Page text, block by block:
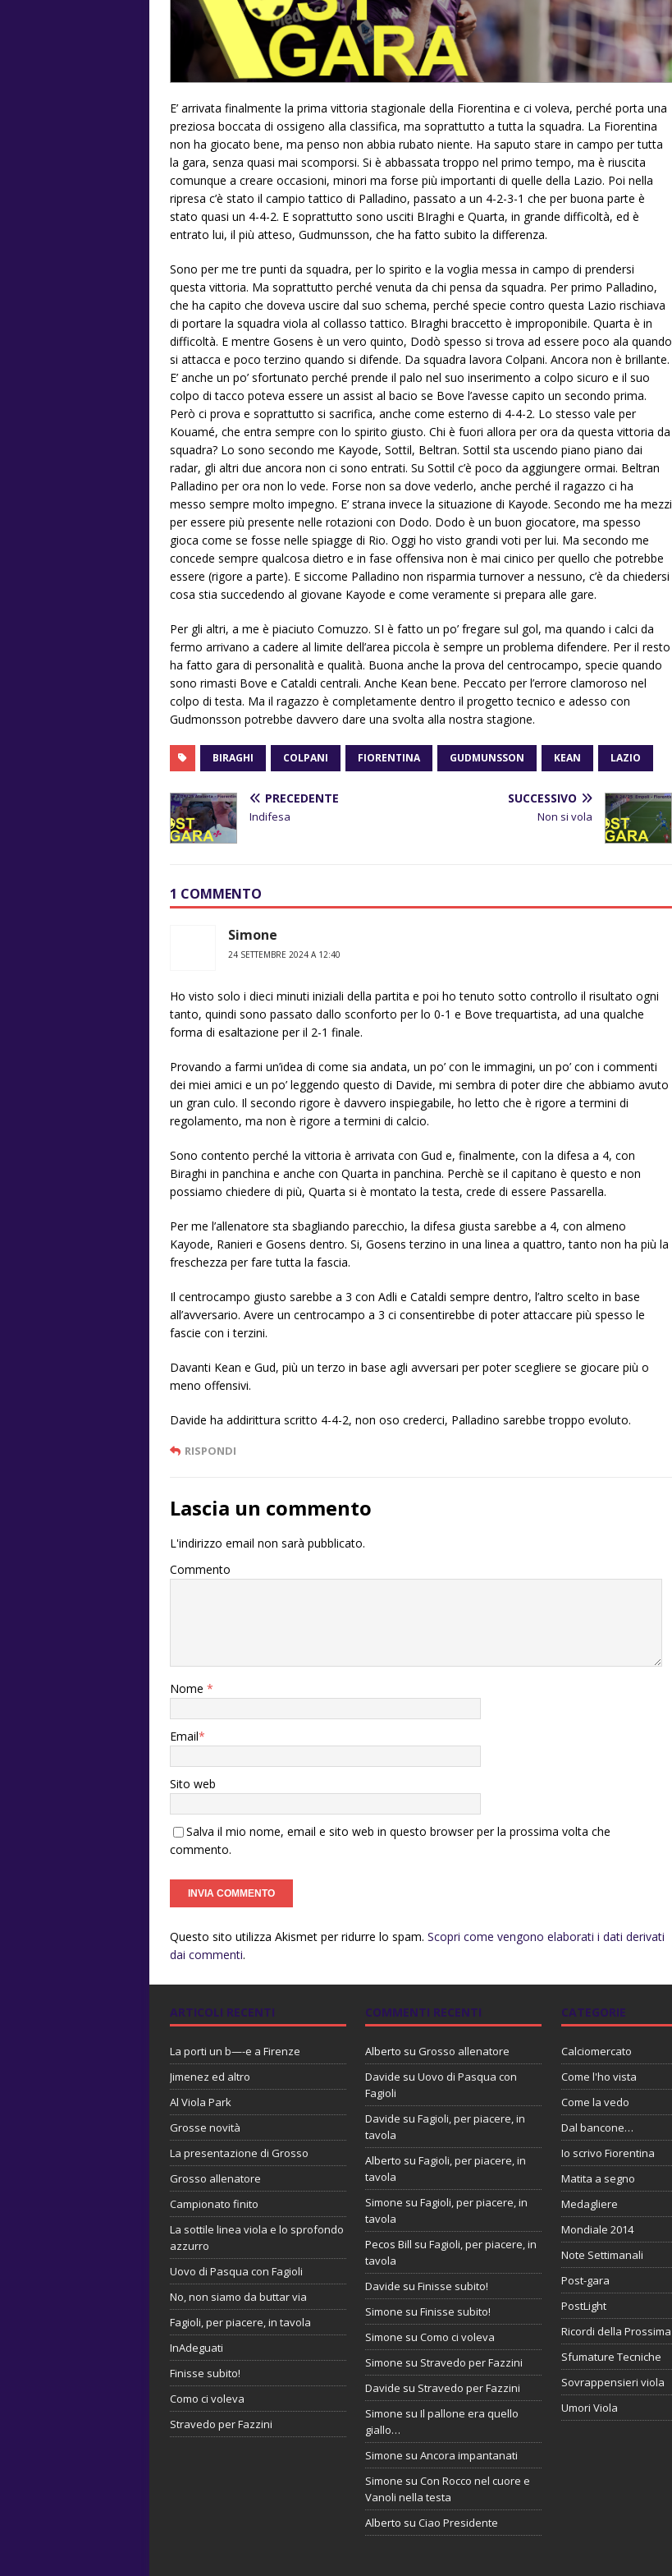
E’ arrivata finalmente la prima vittoria stagionale della Fiorentina e ci voleva, perché porta una
preziosa boccata di ossigeno alla classifica, ma soprattutto a tutta la squadra. La Fiorentina
non ha giocato bene, ma penso non abbia rubato niente. Ha saputo stare in campo per tutta
la gara, senza quasi mai scomporsi. Si è abbassata troppo nel primo tempo, ma è riuscita
comunque a creare occasioni, minori ma forse più importanti di quelle della Lazio. Poi nella
ripresa c’è stato il campio tattico di Palladino, passato a un 4-2-3-1 che per buona parte è
stato quasi un 4-4-2. E soprattutto sono usciti BIraghi e Quarta, in grande difficoltà, ed è
entrato lui, il più atteso, Gudmunsson, che ha fatto subito la differenza.
Sono per me tre punti da squadra, per lo spirito e la voglia messa in campo di prendersi
questa vittoria. Ma soprattutto perché venuta da chi pensa da squadra. Per primo Palladino,
che ha capito che doveva uscire dal suo schema, perché specie contro questa Lazio rischiava
di portare la squadra viola al collasso tattico. BIraghi braccetto è improponibile. Quarta è in
difficoltà. E mentre Gosens è un vero quinto, Dodò spesso si trova ad essere poco ala quando
si attacca e poco terzino quando si difende. Da squadra lavora Colpani. Ancora non è brillante.
E’ anche un po’ sfortunato perché prende il palo nel suo inserimento a colpo sicuro e il suo
colpo di tacco poteva essere un assist al bacio se Bove l’avesse capito un secondo prima.
Però ci prova e soprattutto si sacrifica, anche come esterno di 4-4-2. Lo stesso vale per
Kouamé, che entra sempre con lo spirito giusto. Chi è fuori allora per ora da questa vittoria da
squadra? Lo sono secondo me Kayode, Sottil, Beltran. Sottil sta uscendo piano piano dai
radar, gli altri due ancora non ci sono entrati. Su Sottil c’è poco da aggiungere ormai. Beltran
Palladino per ora non lo vede. Forse non sa dove vederlo, anche perché il ragazzo ci ha
messo sempre molto impegno. E’ strana invece la situazione di Kayode. Secondo me ha mezzi
per essere più presente nelle rotazioni con Dodo. Dodo è un buon giocatore, ma spesso
gioca come se fosse nelle spiagge di Rio. Oggi ho visto grandi voti per lui. Ma secondo me
concede sempre qualcosa dietro e in fase offensiva non è mai cinico per quello che potrebbe
essere (rigore a parte). E siccome Palladino non risparmia turnover a nessuno, c’è da chiedersi
cosa stia succedendo al giovane Kayode e come veramente si prepara alle gare.
Per gli altri, a me è piaciuto Comuzzo. SI è fatto un po’ fregare sul gol, ma quando i calci da
fermo arrivano a cadere al limite dell’area piccola è sempre un problema difendere. Per il resto
ha fatto gara di personalità e qualità. Buona anche la prova del centrocampo, specie quando
sono rimasti Bove e Cataldi centrali. Anche Kean bene. Peccato per l’errore clamoroso nel
colpo di testa. Ma il ragazzo è completamente dentro il progetto tecnico e adesso con
Gudmonsson potrebbe davvero dare una svolta alla nostra stagione.
BIRAGHI COLPANI FIORENTINA GUDMUNSSON KEAN LAZIO
PRECEDENTE
Indifesa
SUCCESSIVO
Non si vola
1 COMMENTO
Simone
24 SETTEMBRE 2024 A 12:40
Ho visto solo i dieci minuti iniziali della partita e poi ho tenuto sotto controllo il risultato ogni
tanto, quindi sono passato dallo sconforto per lo 0-1 e Bove trequartista, ad una qualche
forma di esaltazione per il 2-1 finale.
Provando a farmi un’idea di come sia andata, un po’ con le immagini, un po’ con i commenti
dei miei amici e un po’ leggendo questo di Davide, mi sembra di poter dire che abbiamo avuto
un gran culo. Il secondo rigore è davvero inspiegabile, ho letto che è rigore a termini di
regolamento, ma non è rigore a termini di calcio.
Sono contento perché la vittoria è arrivata con Gud e, finalmente, con la difesa a 4, con
Biraghi in panchina e anche con Quarta in panchina. Perchè se il capitano è questo e non
possiamo chiedere di più, Quarta si è montato la testa, crede di essere Passarella.
Per me l’allenatore sta sbagliando parecchio, la difesa giusta sarebbe a 4, con almeno
Kayode, Ranieri e Gosens dentro. Si, Gosens terzino in una linea a quattro, tanto non ha più la
freschezza per fare tutta la fascia.
Il centrocampo giusto sarebbe a 3 con Adli e Cataldi sempre dentro, l’altro scelto in base
all’avversario. Avere un centrocampo a 3 ci consentirebbe di poter attaccare più spesso le
fascie con i terzini.
Davanti Kean e Gud, più un terzo in base agli avversari per poter scegliere se giocare più o
meno offensivi.
Davide ha addirittura scritto 4-4-2, non oso crederci, Palladino sarebbe troppo evoluto.
RISPONDI
Lascia un commento
L'indirizzo email non sarà pubblicato.
Commento
Nome *
Email*
Sito web
Salva il mio nome, email e sito web in questo browser per la prossima volta che
commento.
Questo sito utilizza Akismet per ridurre lo spam. Scopri come vengono elaborati i dati derivati
dai commenti.
ARTICOLI RECENTI
La porti un b—-e a Firenze
Jimenez ed altro
Al Viola Park
Grosse novità
La presentazione di Grosso
Grosso allenatore
Campionato finito
La sottile linea viola e lo sprofondo
azzurro
Uovo di Pasqua con Fagioli
No, non siamo da buttar via
Fagioli, per piacere, in tavola
InAdeguati
Finisse subito!
Como ci voleva
Stravedo per Fazzini
COMMENTI RECENTI
Alberto su Grosso allenatore
Davide suUovo di Pasqua con
Fagioli
Davide suFagioli, per piacere, in
tavola
Alberto suFagioli, per piacere, in
tavola
Simone suFagioli, per piacere, in
tavola
Pecos Bill suFagioli, per piacere, in
tavola
Davide suFinisse subito!
Simone suFinisse subito!
Simone suComo ci voleva
Simone su Stravedo per Fazzini
Davide su Stravedo per Fazzini
Simone suIl pallone era quello
giallo…
Simone suAncora impantanati
Simone suCon Rocco nel cuore e
Vanoli nella testa
Alberto suCiao Presidente
CATEGORIE
Calciomercato
Come l'ho vista
Come la vedo
Dal bancone…
Io scrivo Fiorentina
Matita a segno
Medagliere
Mondiale 2014
Note Settimanali
Post-gara
PostLight
Ricordi della Prossima
Sfumature Tecniche
Sovrappensieri viola
Umori Viola